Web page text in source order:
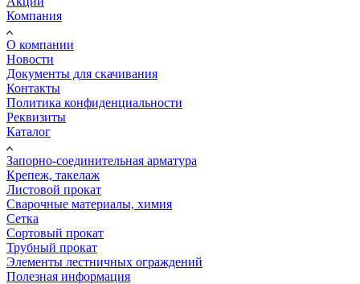
Компания
О компании
Новости
Документы для скачивания
Контакты
Политика конфиденциальности
Реквизиты
Каталог
Запорно-соединительная арматура
Крепеж, такелаж
Листовой прокат
Сварочные материалы, химия
Сетка
Сортовый прокат
Трубный прокат
Элементы лестничных ограждений
Полезная информация